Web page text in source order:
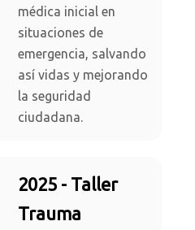
médica inicial en
situaciones de
emergencia, salvando
así vidas y mejorando
la seguridad
ciudadana.
2025 - Taller
Trauma